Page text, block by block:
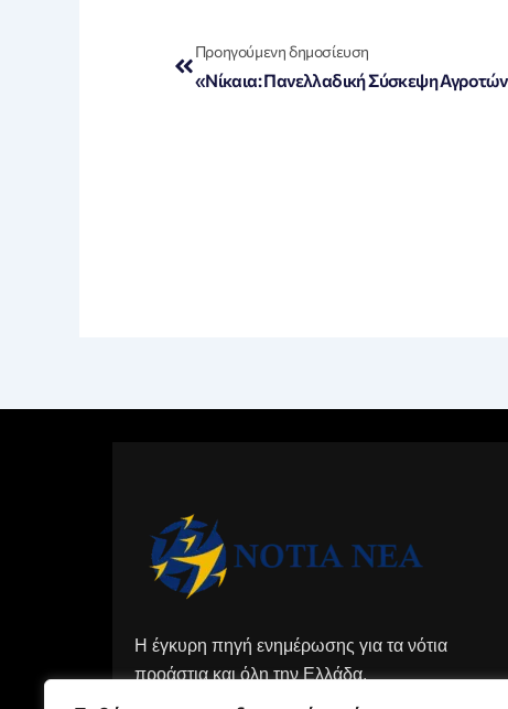
Προηγούμενη δημοσίευση
Η έγκυρη πηγή ενημέρωσης για τα νότια
προάστια και όλη την Ελλάδα.